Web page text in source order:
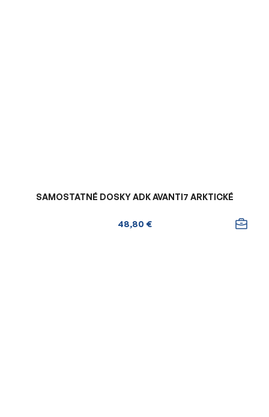
SAMOSTATNÉ DOSKY ADK AVANTI7 ARKTICKÉ
48,80 €